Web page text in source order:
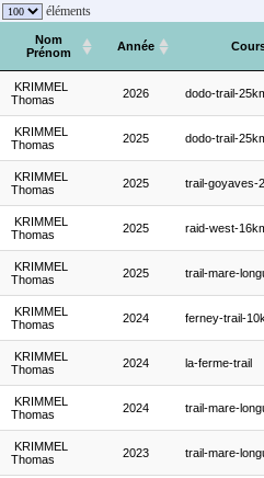
éléments
Nom
Prénom
Année
KRIMMEL
Thomas
2026 dodo-trail-
KRIMMEL
Thomas
2025 dodo-trail-
KRIMMEL
Thomas
2025 trail-goyaves-
KRIMMEL
Thomas
2025 raid-west-
KRIMMEL
Thomas
2025 trail-mare-
KRIMMEL
Thomas
2024 ferney-trail-
KRIMMEL
Thomas
2024 la-ferme-trail
KRIMMEL
Thomas
2024 trail-mare-
KRIMMEL
Thomas
2023 trail-mare-